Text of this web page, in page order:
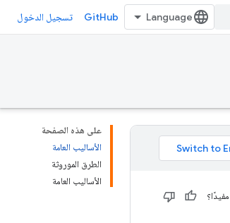
GitHub تسجيل الدخول
على هذه الصفحة
الأساليب العامة
الطرق الموروثة
الأساليب العامة